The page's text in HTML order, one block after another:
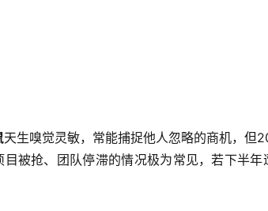
天生嗅觉灵敏，常能捕捉他人忽略的商机，但
被抢、团队停滞的情况极为常见，若下半年